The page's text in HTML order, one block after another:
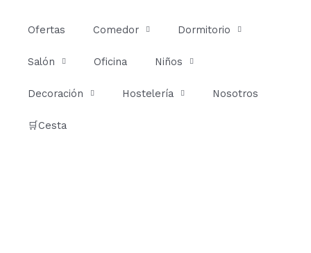
Ofertas Comedor Dormitorio
Salón Oficina Niños
Decoración Hostelería Nosotros
🛒Cesta